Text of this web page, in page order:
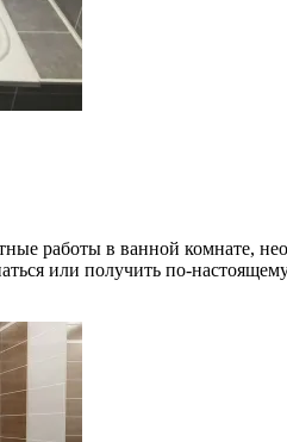
работы в ванной комнате,
или получить по-